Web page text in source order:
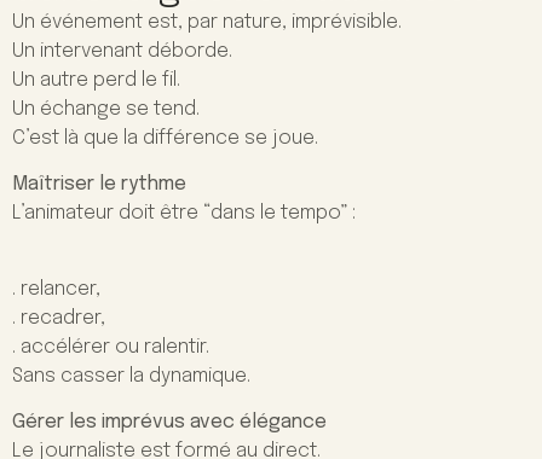
Un événement est, par nature, imprévisible.
Un intervenant déborde.
Un autre perd le fil.
Un échange se tend.
C’est là que la différence se joue.
Maîtriser le rythme
L’animateur doit être “dans le tempo” :
. relancer,
. recadrer,
. accélérer ou ralentir.
Sans casser la dynamique.
Gérer les imprévus avec élégance
Le journaliste est formé au direct.